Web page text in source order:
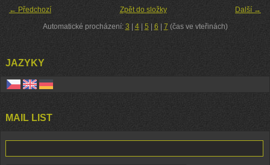
← Předchozí Další →
Zpět do složky
Automatické procházení: 3 | 4| 5 | 6 | 7 (čas ve vteřinách)
JAZYKY
MAIL LIST